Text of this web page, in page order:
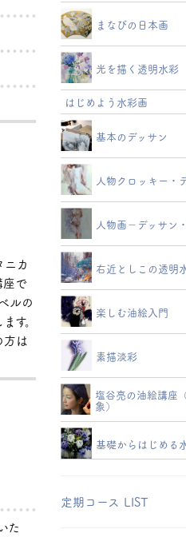
カ
座で
ルの
す。
は
た
まなびの日本画
光を描く透明水彩
はじめよう水彩画
基本のデッサン
人物クロッキー・
人物画－デッサ
右近としこの透
楽しむ油絵入門
素描淡彩
塩谷亮の油絵講座
象）
基礎からはじめる
定期コース LIST